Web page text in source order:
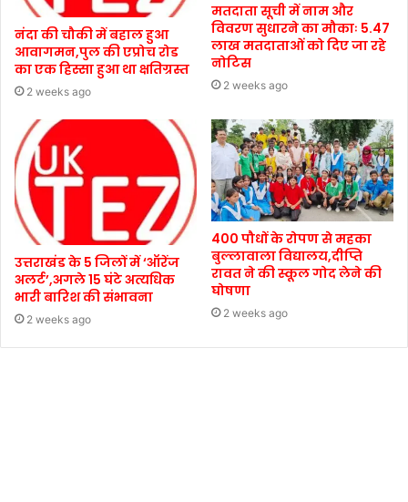
नंदा की चौकी में बहाल हुआ
आवागमन,पुल की एप्रोच रोड
का एक हिस्सा हुआ था क्षतिग्रस्त
2 weeks ago
मतदाता सूची में नाम और
विवरण सुधारने का मौकाः 5.47
लाख मतदाताओं को दिए जा रहे
नोटिस
2 weeks ago
उत्तराखंड के 5 जिलों में ‘ऑरेंज
अलर्ट’,अगले 15 घंटे अत्यधिक
भारी बारिश की संभावना
2 weeks ago
400 पौधों के रोपण से महका
बुल्लावाला विद्यालय,दीप्ति
रावत ने की स्कूल गोद लेने की
घोषणा
2 weeks ago